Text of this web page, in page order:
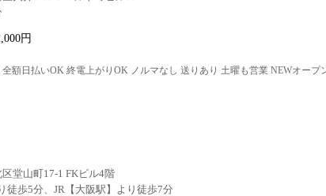
円
額日払いOK 終電上がりOK ノルマなし 送りあり 土曜も営業 NEWオー
堂山町17-1 FKビル4階
徒歩5分、JR【大阪駅】より徒歩7分